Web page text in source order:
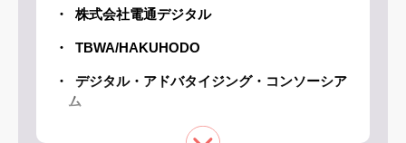
株式会社電通デジタル
TBWA/HAKUHODO
デジタル・アドバタイジング・コンソーシア
ム
株式会社デジタルアイデンティティ